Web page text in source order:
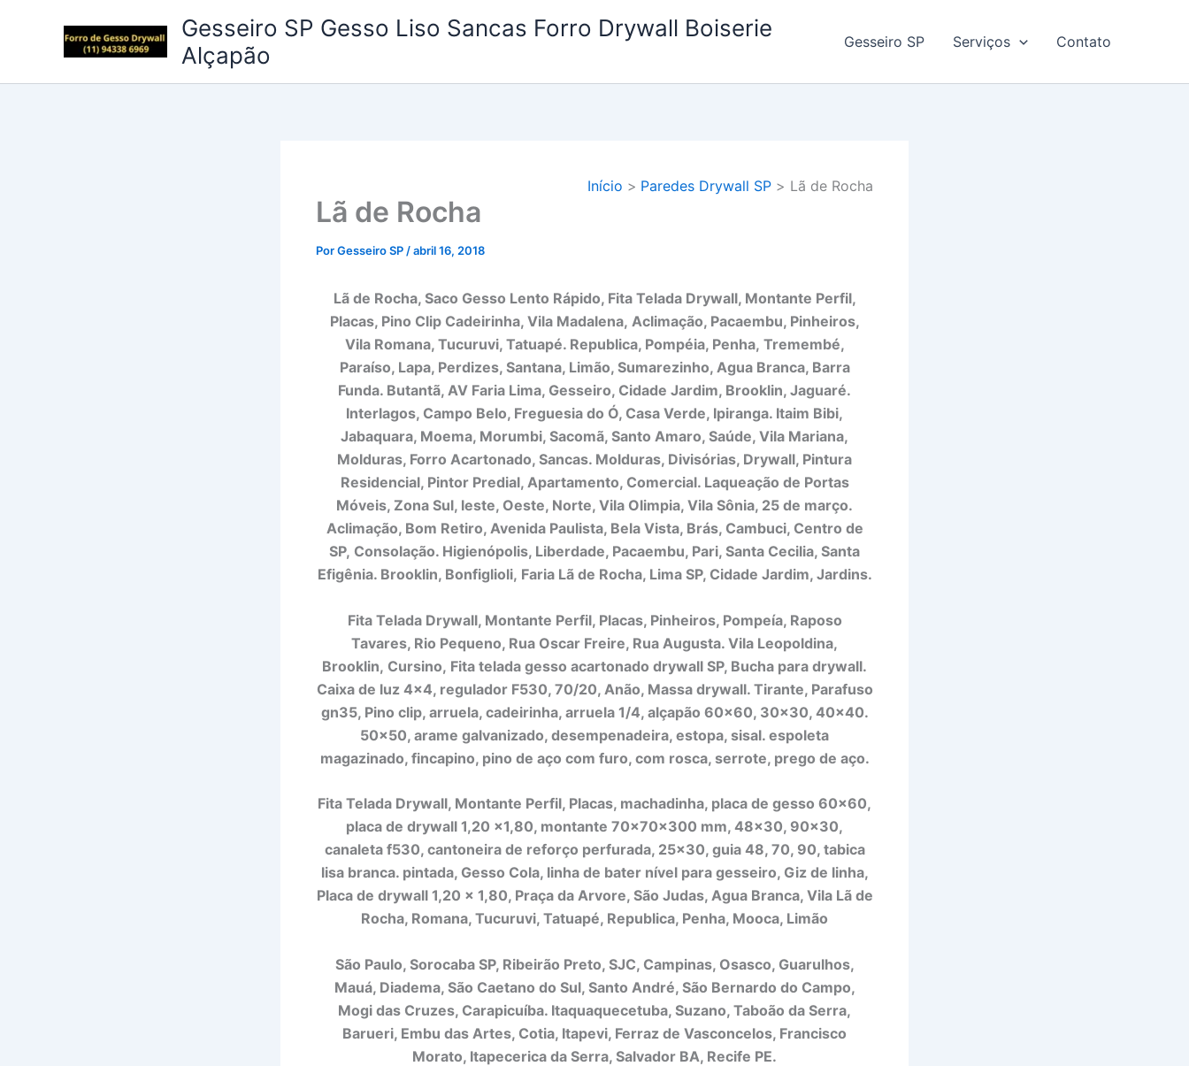
conteúdo
Gesseiro SP Gesso Liso Sancas Forro Drywall Boiserie
Alçapão
Gesseiro SP Serviços Contato
Início Paredes Drywall SP Lã de Rocha
Lã de Rocha
PorGesseiro SP /abril 16, 2018
Lã de Rocha, Saco Gesso Lento Rápido, Fita Telada Drywall, Montante Perfil,
Placas, Pino Clip Cadeirinha, Vila Madalena, Aclimação, Pacaembu, Pinheiros,
Vila Romana, Tucuruvi, Tatuapé. Republica, Pompéia, Penha, Tremembé,
Paraíso, Lapa, Perdizes, Santana, Limão, Sumarezinho, Agua Branca, Barra
Funda. Butantã, AV Faria Lima, Gesseiro, Cidade Jardim, Brooklin, Jaguaré.
Interlagos, Campo Belo, Freguesia do Ó, Casa Verde, Ipiranga. Itaim Bibi,
Jabaquara, Moema, Morumbi, Sacomã, Santo Amaro, Saúde, Vila Mariana,
Molduras, Forro Acartonado, Sancas. Molduras, Divisórias, Drywall, Pintura
Residencial, Pintor Predial, Apartamento, Comercial. Laqueação de Portas
Móveis, Zona Sul, leste, Oeste, Norte, Vila Olimpia, Vila Sônia, 25 de março.
Aclimação, Bom Retiro, Avenida Paulista, Bela Vista, Brás, Cambuci, Centro de
SP, Consolação. Higienópolis, Liberdade, Pacaembu, Pari, Santa Cecilia, Santa
Efigênia. Brooklin, Bonfiglioli, Faria Lã de Rocha, Lima SP, Cidade Jardim, Jardins.
Fita Telada Drywall, Montante Perfil, Placas, Pinheiros, Pompeía, Raposo
Tavares, Rio Pequeno, Rua Oscar Freire, Rua Augusta. Vila Leopoldina,
Brooklin, Cursino, Fita telada gesso acartonado drywall SP, Bucha para drywall.
Caixa de luz 4×4, regulador F530, 70/20, Anão, Massa drywall. Tirante, Parafuso
gn35, Pino clip, arruela, cadeirinha, arruela 1/4, alçapão 60×60, 30×30, 40×40.
50×50, arame galvanizado, desempenadeira, estopa, sisal. espoleta
magazinado, fincapino, pino de aço com furo, com rosca, serrote, prego de aço.
Fita Telada Drywall, Montante Perfil, Placas, machadinha, placa de gesso 60×60,
placa de drywall 1,20 x1,80, montante 70x70x300 mm, 48×30, 90×30,
canaleta f530, cantoneira de reforço perfurada, 25×30, guia 48, 70, 90, tabica
lisa branca. pintada, Gesso Cola, linha de bater nível para gesseiro, Giz de linha,
Placa de drywall 1,20 x 1,80, Praça da Arvore, São Judas, Agua Branca, Vila Lã de
Rocha, Romana, Tucuruvi, Tatuapé, Republica, Penha, Mooca, Limão
São Paulo, Sorocaba SP, Ribeirão Preto, SJC, Campinas, Osasco, Guarulhos,
Mauá, Diadema, São Caetano do Sul, Santo André, São Bernardo do Campo,
Mogi das Cruzes, Carapicuíba. Itaquaquecetuba, Suzano, Taboão da Serra,
Barueri, Embu das Artes, Cotia, Itapevi, Ferraz de Vasconcelos, Francisco
Morato, Itapecerica da Serra, Salvador BA, Recife PE.